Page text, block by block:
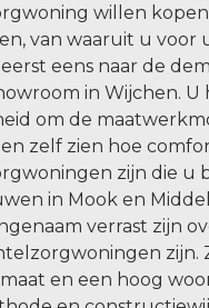
willen
van waaruit u voor
eens naar de
in Wijchen. U
om de
zelf zien hoe
zijn die u
in Mook en
verrast zijn
zijn.
en een hoog